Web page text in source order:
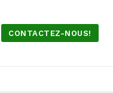
CONTACTEZ-NOUS!